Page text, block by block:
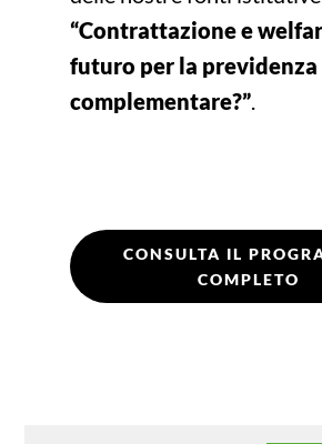
“Contrattazione e
futuro per la previdenza
complementare?”.
CONSULTA IL
COMPLETO